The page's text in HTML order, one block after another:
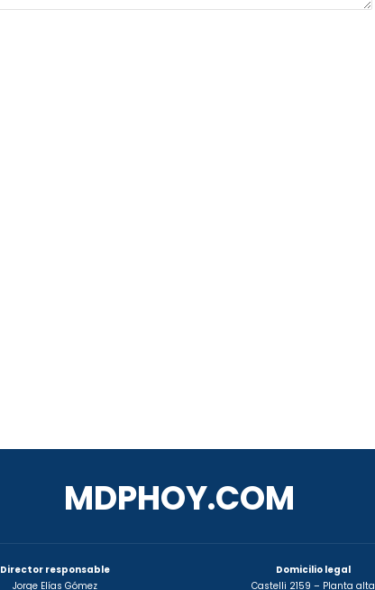
MDPHOY.COM
Director responsable
Jorge Elías Gómez
Domicilio legal
Castelli 2159 – Planta alta